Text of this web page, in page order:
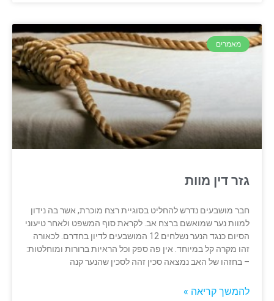
מאמרים
גזר דין מוות
חבר מושבעים נדרש להחליט בסוגיית רצח מוכרת, אשר בה נידון
למוות נער שמואשם ברצח אב. לקראת סוף המשפט ולאחר טיעוני
הסיום כנגד הנער נשלחים 12 המושבעים לדיון בחדרם. לכאורה
זהו מקרה קל במיוחד. אין פה ספק וכל הראיות ברורות ומוחלטות:
– בחזהו של האב נמצאה סכין זהה לסכין שהנער קנה
להמשך קריאה »